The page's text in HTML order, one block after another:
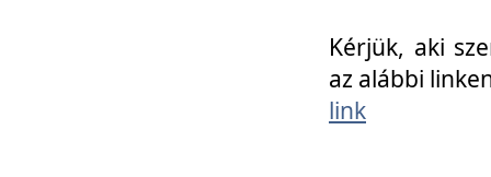
Kérjük, aki
az alábbi
link